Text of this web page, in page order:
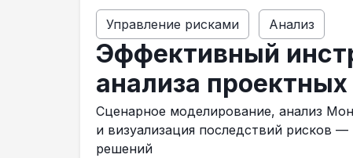
Управление рисками Анализ
Эффективный
анализа
Сценарное моделирование, анализ
и визуализация последствий рисков
решений